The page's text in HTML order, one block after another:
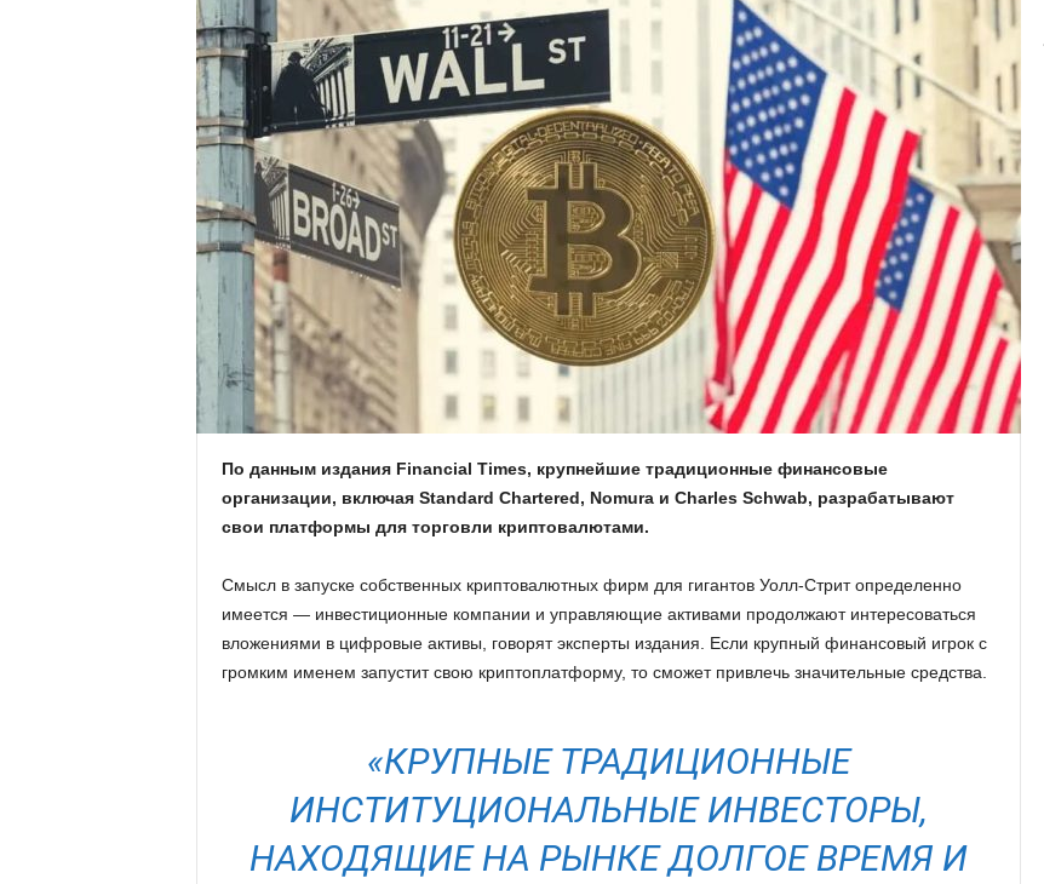
c
.
c
o
m
u
По данным издания Financial Times, крупнейшие традиционные финансовые
организации, включая Standard Chartered, Nomura и Charles Schwab, разрабатывают
свои платформы для торговли криптовалютами.
Смысл в запуске собственных криптовалютных фирм для гигантов Уолл-Стрит определенно
имеется ― инвестиционные компании и управляющие активами продолжают интересоваться
вложениями в цифровые активы, говорят эксперты издания. Если крупный финансовый игрок с
громким именем запустит свою криптоплатформу, то сможет привлечь значительные средства.
«КРУПНЫЕ ТРАДИЦИОННЫЕ
ИНСТИТУЦИОНАЛЬНЫЕ ИНВЕСТОРЫ,
НАХОДЯЩИЕ НА РЫНКЕ ДОЛГОЕ ВРЕМЯ И